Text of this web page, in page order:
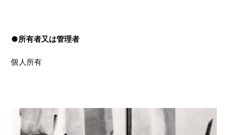
●所有者又は管理者
個人所有